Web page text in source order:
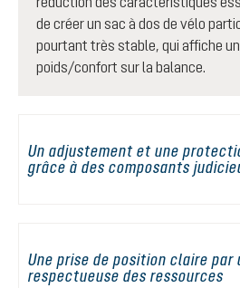
de créer un sac à dos de vélo
pourtant très stable, qui affiche
poids/confort sur la balance.
Un adjustement et une
grâce à des composants
Une prise de position claire
respectueuse des ressources